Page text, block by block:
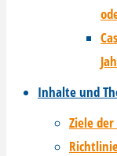
Inhalte und
Ziele der